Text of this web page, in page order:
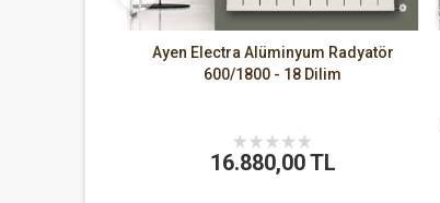
Ayen Electra Alüminyum Radyatör
600/1800 - 18 Dilim
16.880,00 TL